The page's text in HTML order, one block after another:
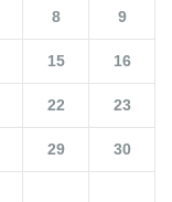
8 9
15 16
22 23
29 30